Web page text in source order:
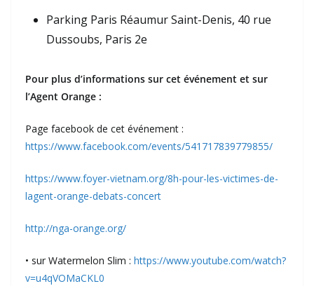
Parking Paris Réaumur Saint-Denis, 40 rue
Dussoubs, Paris 2e
Pour plus d’informations sur cet événement et sur
l’Agent Orange :
Page facebook de cet événement :
https://www.facebook.com/events/541717839779855/
https://www.foyer-vietnam.org/8h-pour-les-victimes-de-
lagent-orange-debats-concert
http://nga-orange.org/
• sur Watermelon Slim : https://www.youtube.com/watch?
v=u4qVOMaCKL0